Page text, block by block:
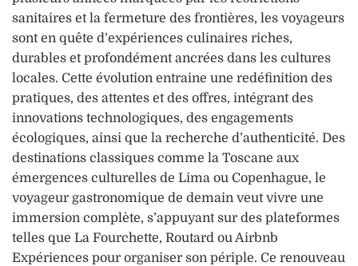
sanitaires et la fermeture des frontières, les voyageurs
sont en quête d’expériences culinaires riches,
durables et profondément ancrées dans les cultures
locales. Cette évolution entraine une redéfinition des
pratiques, des attentes et des offres, intégrant des
innovations technologiques, des engagements
écologiques, ainsi que la recherche d’authenticité. Des
destinations classiques comme la Toscane aux
émergences culturelles de Lima ou Copenhague, le
voyageur gastronomique de demain veut vivre une
immersion complète, s’appuyant sur des plateformes
telles que La Fourchette, Routard ou Airbnb
Expériences pour organiser son périple. Ce renouveau